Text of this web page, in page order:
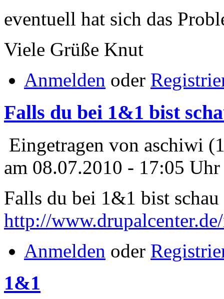
eventuell hat sich das
Viele Grüße Knut
Anmelden oder
Falls du bei 1&1 bist
Eingetragen von aschiwi
am 08.07.2010 - 17:05 Uhr
Falls du bei 1&1 bist
http://
Anmelden oder
1&1